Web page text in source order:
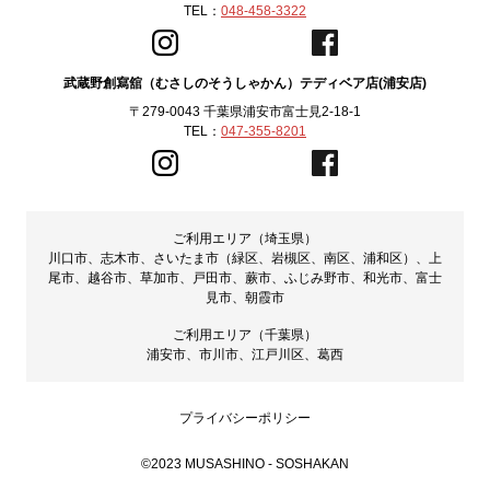
TEL： 048-458-3322
武蔵野創寫舘（むさしのそうしゃかん）テディベア店(浦安店)
〒279-0043 千葉県浦安市富士見2-18-1
TEL： 047-355-8201
ご利用エリア（埼玉県）
川口市、志木市、さいたま市（緑区、岩槻区、南区、浦和区）、上
尾市、越谷市、草加市、戸田市、蕨市、ふじみ野市、和光市、富士
見市、朝霞市
ご利用エリア（千葉県）
浦安市、市川市、江戸川区、葛西
プライバシーポリシー
©2023 MUSASHINO - SOSHAKAN